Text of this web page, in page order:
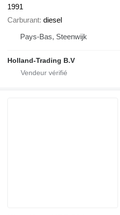
1991
Carburant diesel
Pays-Bas, Steenwijk
Holland-Trading B.V